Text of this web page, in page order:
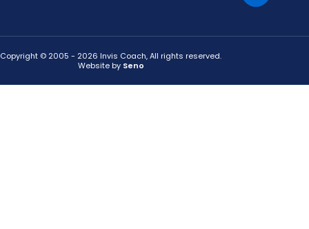
Copyright © 2005 - 2026 Invis Coach, All rights reserved.
Website by Seno